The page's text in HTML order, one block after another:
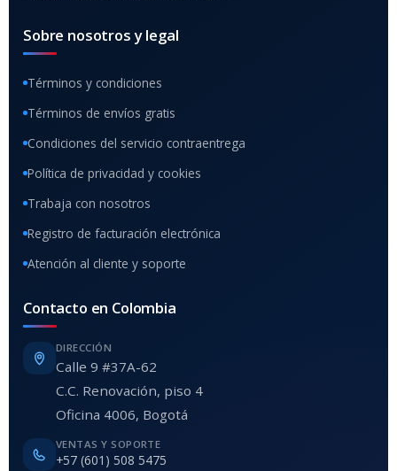
Sobre nosotros y legal
Términos y condiciones
Términos de envíos gratis
Condiciones del servicio contraentrega
Política de privacidad y cookies
Trabaja con nosotros
Registro de facturación electrónica
Atención al cliente y soporte
Contacto en Colombia
DIRECCIÓN
Calle 9 #37A-62
C.C. Renovación, piso 4
Oficina 4006, Bogotá
VENTAS Y SOPORTE
+57 (601) 508 5475